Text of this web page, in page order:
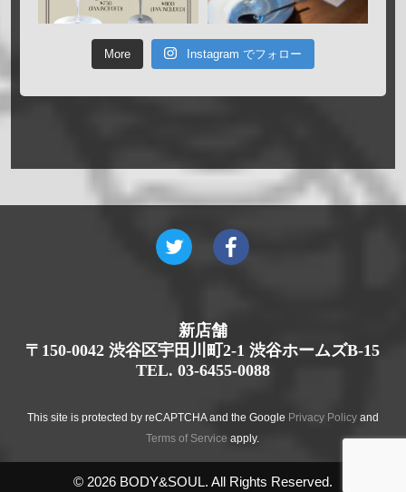
More Instagram でフォロー
新店舗
〒150-0042 渋谷区宇田川町2-1 渋谷ホームズB-15
TEL. 03-6455-0088
This site is protected by reCAPTCHA and the Google Privacy Policyand
Terms of Service apply.
© 2026 BODY&SOUL. All Rights Reserved.